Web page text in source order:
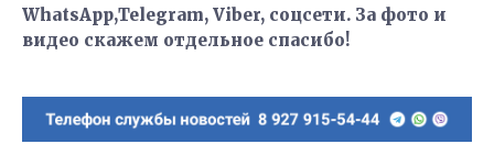
WhatsApp,Telegram, Viber, соцсети. За фото и
видео скажем отдельное спасибо!